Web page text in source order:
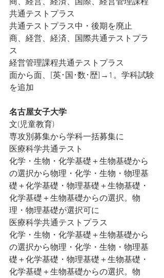
商、経営、経済、国際、経営管理課程
共通テストプラス
共通テストプラス中・後期を廃止
商、経営、経済、国際共通テストプラ
ス
経営管理課程共通テストプラス
面から面、[英･国･数･歴]→1。学科試験
を追加
名古屋女子大学
文(児童教育)
専攻別募集から学科一括募集に
医療科学共通テスト
化学・生物・化学基礎＋生物基礎から
の選択から物理・化学・生物・物理基
礎＋化学基礎・物理基礎＋生物基礎・
化学基礎＋生物基礎からの選択。物
理・物理基礎が選択可に
医療科学共通テストプラス
化学・生物・化学基礎＋生物基礎から
の選択から物理・化学・生物・物理基
礎＋化学基礎・物理基礎＋生物基礎・
化学基礎＋生物基礎からの選択。物